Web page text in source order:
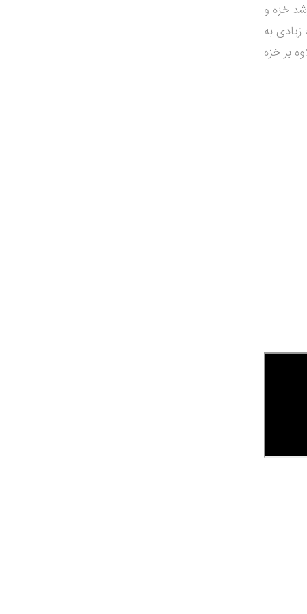
خزه و
به
بر خزه